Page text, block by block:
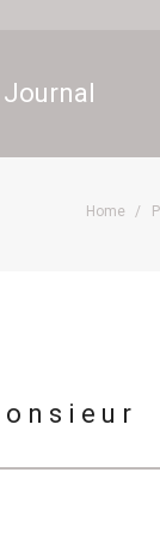
Journal
Home